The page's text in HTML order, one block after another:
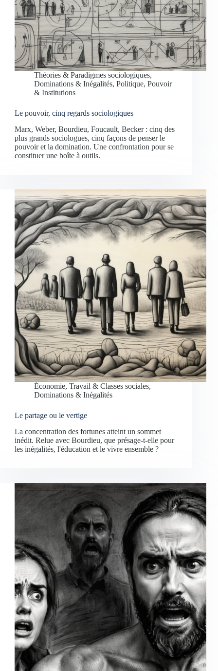
Théories & Paradigmes sociologiques,
Dominations & Inégalités, Politique, Pouvoir
& Institutions
Le pouvoir, cinq regards sociologiques
Marx, Weber, Bourdieu, Foucault, Becker : cinq des
plus grands sociologues, cinq façons de penser le
pouvoir et la domination. Une confrontation pour se
constituer une boîte à outils.
Économie, Travail & Classes sociales,
Dominations & Inégalités
Le partage ou le vertige
La concentration des fortunes atteint un sommet
inédit. Relue avec Bourdieu, que présage-t-elle pour
les inégalités, l'éducation et le vivre ensemble ?